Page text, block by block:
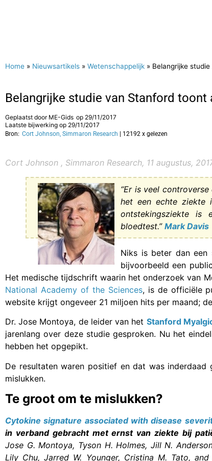
Home » Nieuwsartikels » Wetenschappelijk » Belangrijke
Belangrijke studie van Stanford
Geplaatst door ME-Gids op 29/11/2017
Laatste bijwerking op 29/11/2017
Bron: Cort Johnson, Simmaron Research | 12192 x gelezen
Cort Johnson , Simmaron Research, 11 augustus,
“Er is veel
het een echte ziekte
ontstekingsziekte is
bloedtest.” Mark Davis
Niks is beter dan een
bijvoorbeeld een
Het medische tijdschrift waarin het onderzoek van
National Academy of the Sciences, is de officiële
website krijgt ongeveer 21 miljoen hits per maand;
Dr. Jose Montoya, de leider van het Stanford
jarenlang over deze studie gesproken. Nu het
hebben het opgepikt.
De resultaten waren positief en dat was
mislukken.
Te groot om te mislukken?
Cytokine signature associated with disease
in verband gebracht met ernst van ziekte bij
Jose G. Montoya, Tyson H. Holmes, Jill N.
Lily Chu, Jarred W. Younger, Cristina M. Tato,